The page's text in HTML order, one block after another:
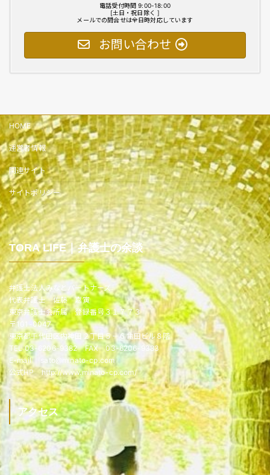
電話受付時間 9:00-18:00
[土日・祝日除く ]
メールでの問合せは全日時対応しています
お問い合わせ
HOME
運営者情報
関連サイト
サイトポリシー
TORA LIFE｜弁護士の余談
弁護士法人みなとパートナーズ
代表弁護士 佐藤 嘉寅
東京弁護士会所属 登録番号３１７７３
〒101-0047
東京都千代田区内神田２丁目５－６亀田ビル８階
TEL 03-6206-9382 FAX 03-6206-9383
E-mail sato@minato-cp.com
公式HP http://www.minato-cp.com/
アクセス